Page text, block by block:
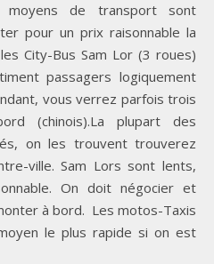
de transport sont
pour un prix raisonnable la
City-Bus Sam Lor (3 roues)
passagers logiquement
vous verrez parfois trois
(chinois).La plupart des
on les trouvent trouverez
ville. Sam Lors sont lents,
On doit négocier et
à bord. Les motos-Taxis
le plus rapide si on est